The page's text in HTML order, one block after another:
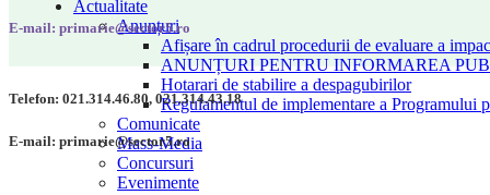
Actualitate
Anunțuri
Afișare în cadrul procedurii de evaluare a
ANUNȚURI PENTRU INFORMAREA
Hotarari de stabilire a despagubirilor
Regulamentul de implementare a Programului
Comunicate
Mass-Media
Concursuri
Evenimente
E-mail: primarie@sector5.ro
Telefon: 021.314.46.80, 021.314.43.18
E-mail: primarie@sector5.ro